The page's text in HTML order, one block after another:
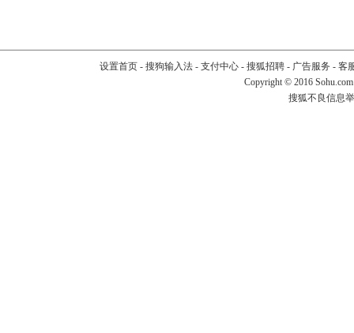
设置首页- 搜狗输入法- 支付中心- 搜狐招聘- 广告服务 - 客
Copyright © 2016
搜狐不良信息